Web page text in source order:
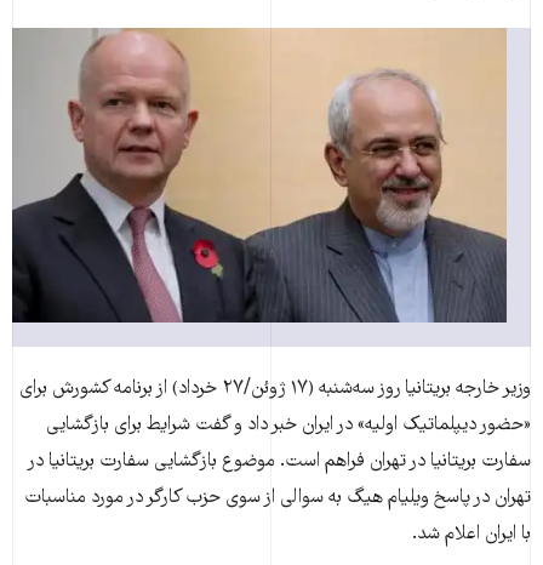
وزیر خارجه بریتانیا روز سه‌شنبه (۱۷ ژوئن/۲۷ خرداد) از برنامه کشورش برای
«حضور دیپلماتیک اولیه» در ایران خبر داد و گفت شرایط برای بازگشایی
سفارت بریتانیا در تهران فراهم است. موضوع بازگشایی سفارت بریتانیا در
تهران در پاسخ ویلیام هیگ به سوالی از سوی حزب کارگر در مورد مناسبات
با ایران اعلام شد.